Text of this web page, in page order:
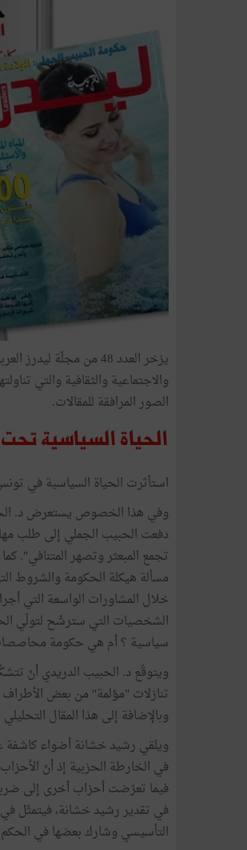
والاجتماعية والثقافية والتي
الصور المرافقة للمقالات.
الحياة السياسية
استأثرت الحياة السياسية في
وفي هذا الخصوص يستعرض د.
دفعت الحبيب الجملي إلى طلب
تجمع المبعثر وتصهر المتنافي".
مسألة هيكلة الحكومة والشروط
خلال المشاورات الواسعة التي
الشخصيات التي سترشّح لتولّي
سياسية ؟ أم هي حكومة
ويتوقّع د. الحبيب الدريدي أنّ
تنازلات "مؤلمة" من بعض الأطراف
وبالإضافة إلى هذا المقال
ويلقي رشيد خشانة أضواء كاشفة
في الخارطة الحزبية إذ أنّ
فيما تعرّضت أحزاب أخرى إلى
في تقدير رشيد خشانة، فيتمثّل في
التأسيسي وشارك بعضها في